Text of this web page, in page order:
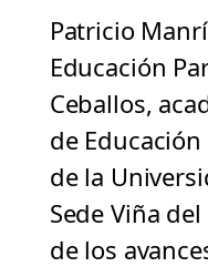
Patricio
Educación
Ceballos,
de Educación
de la
Sede Viña
de los